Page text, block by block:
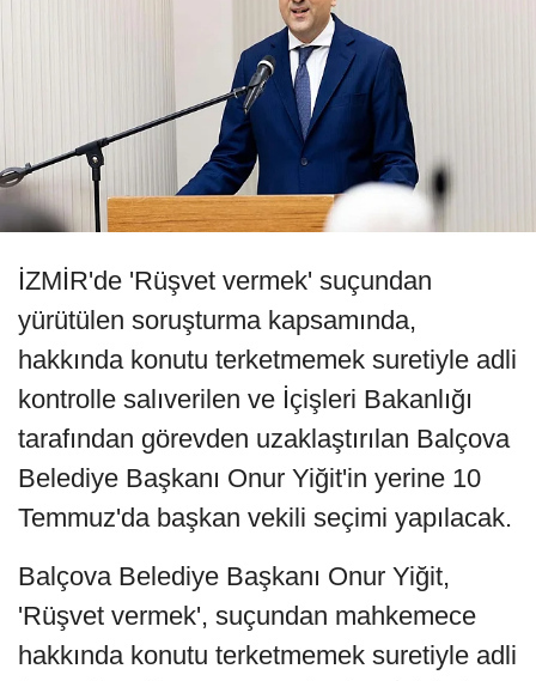
İZMİR'de 'Rüşvet vermek' suçundan
yürütülen soruşturma kapsamında,
hakkında konutu terketmemek suretiyle adli
kontrolle salıverilen ve İçişleri Bakanlığı
tarafından görevden uzaklaştırılan Balçova
Belediye Başkanı Onur Yiğit'in yerine 10
Temmuz'da başkan vekili seçimi yapılacak.
Balçova Belediye Başkanı Onur Yiğit,
'Rüşvet vermek', suçundan mahkemece
hakkında konutu terketmemek suretiyle adli